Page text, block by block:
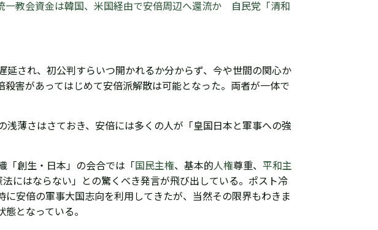
一教会資金は韓国、米国経由で安倍周辺へ還流か 自民党「清和
延され、初公判すらいつ開かれるか分からず、今や世間の関心か
害があってはじめて安倍派解散は可能となった。両者が一体で
浅薄さはさておき、安倍には多くの人が「皇国日本と軍事への強
「創生・日本」の会合では「国民主権、基本的人権尊重、 平和主
にはならない」との驚くべき発言が飛び出している。 ポスト冷
安倍の軍事大国志向を利用してきたが、当然その限界もわきま
となっている。